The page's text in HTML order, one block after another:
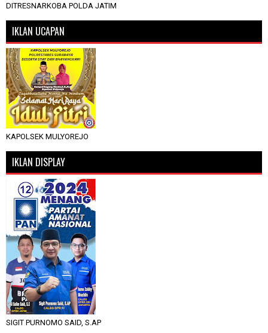
DITRESNARKOBA POLDA JATIM
IKLAN UCAPAN
KAPOLSEK MULYOREJO
IKLAN DISPLAY
SIGIT PURNOMO SAID, S.AP